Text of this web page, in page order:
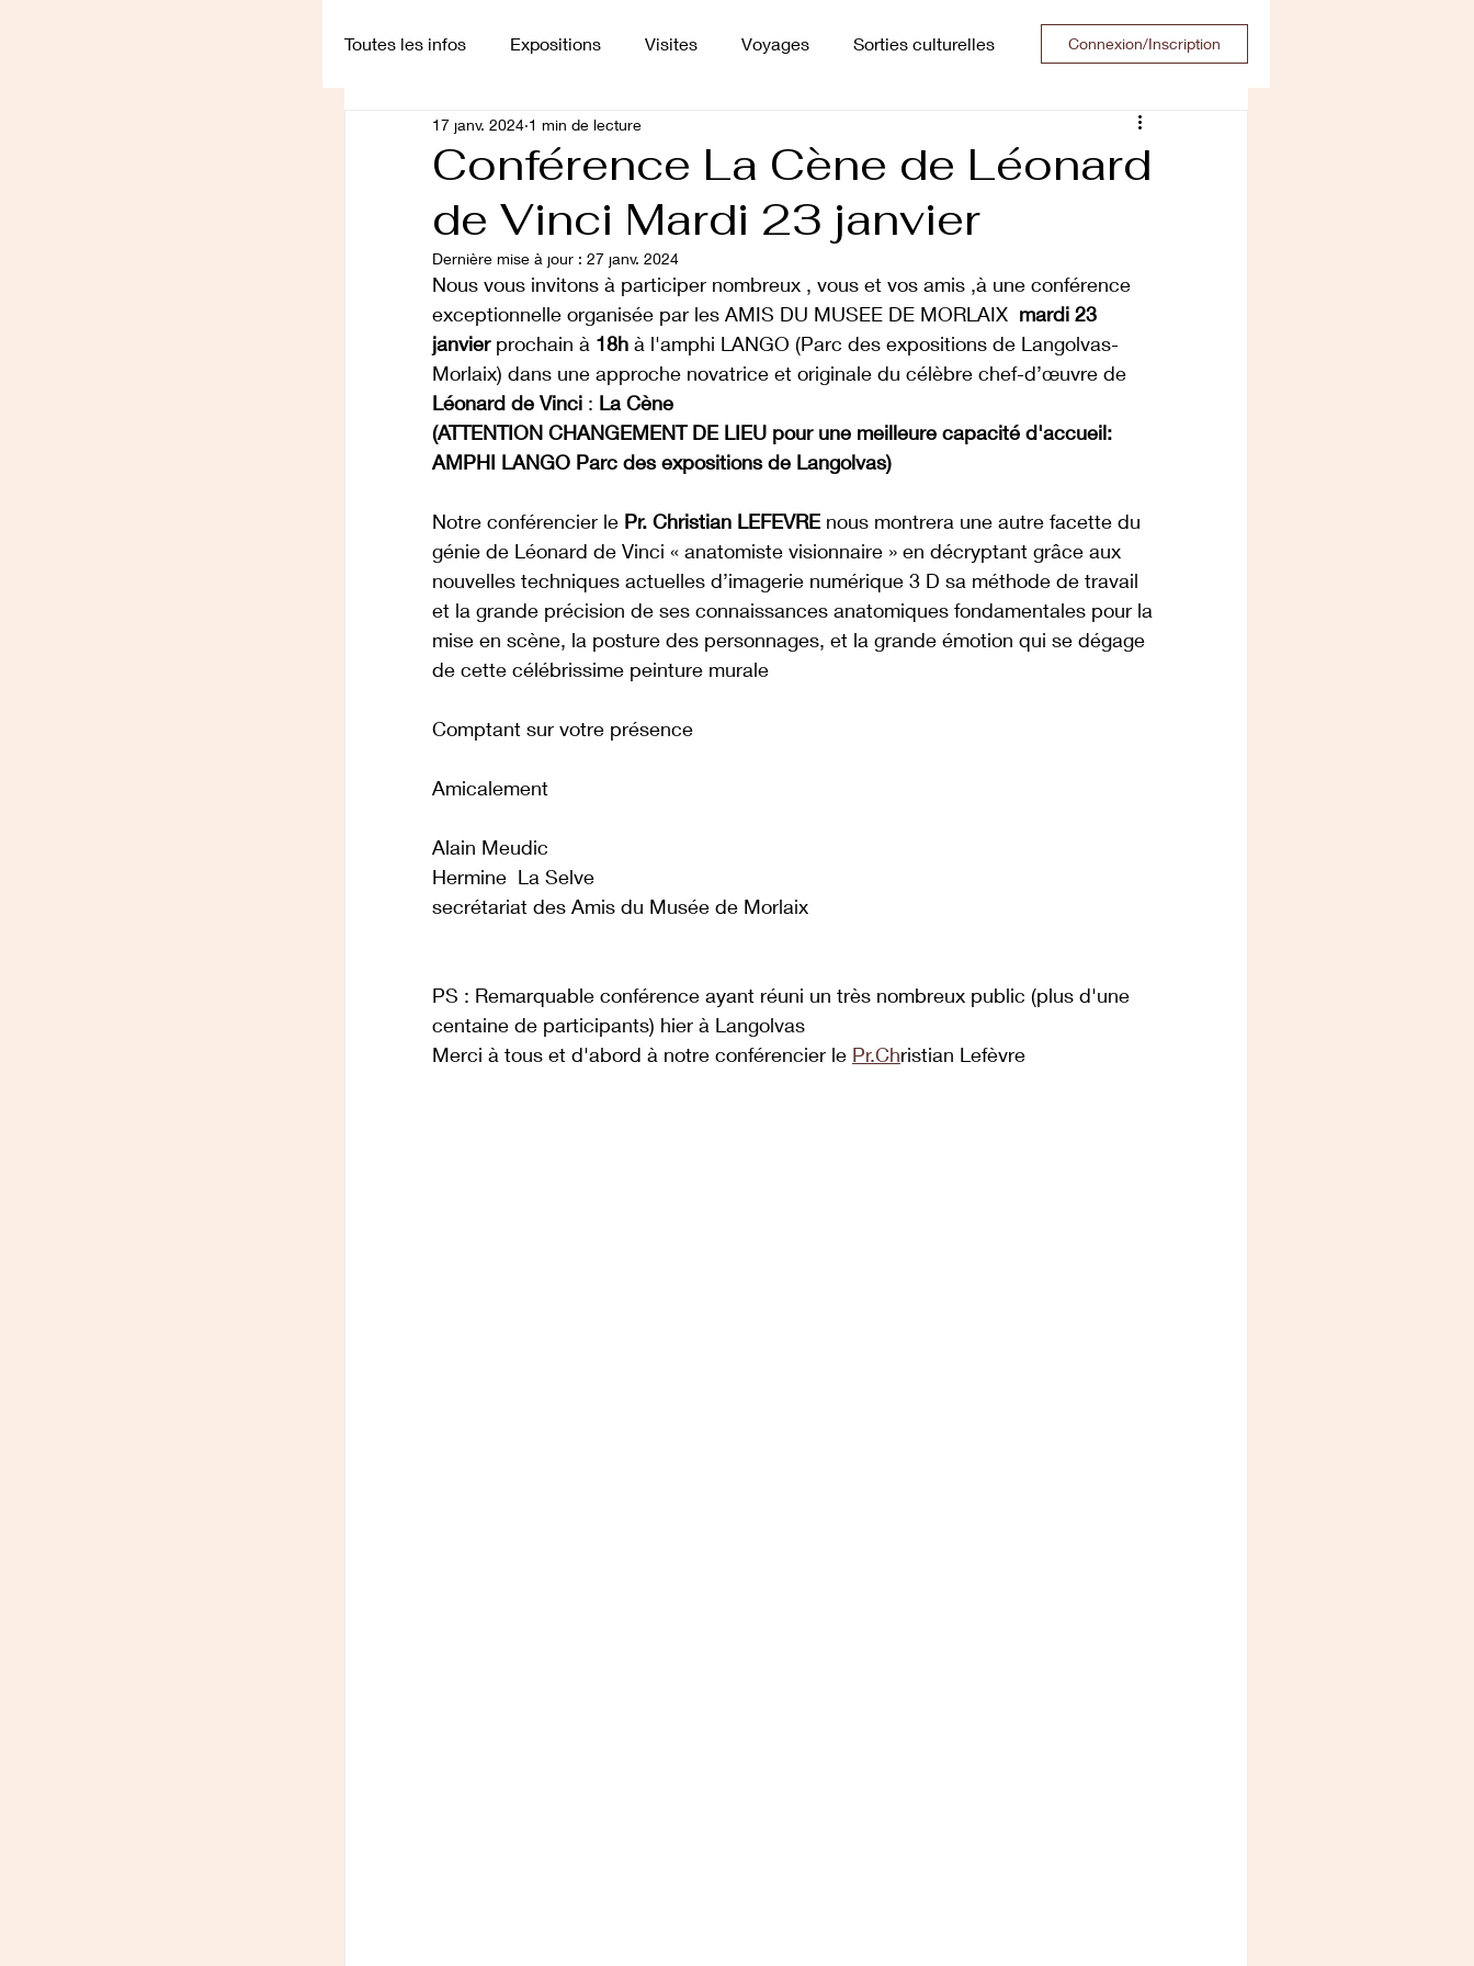
Toutes les infos Expositions Visites Voyages Sorties culturelles
Conférences Presse Projets
Connexion/Inscription
Conférence La Cène de Léonard
de Vinci Mardi 23 janvier
17 janv. 2024 1 min de lecture
Dernière mise à jour : 27 janv. 2024
Nous vous invitons à participer nombreux , vous et vos amis ,à une conférence
exceptionnelle organisée par les AMIS DU MUSEE DE MORLAIX mardi 23
janvier prochain à 18h à l'amphi LANGO (Parc des expositions de Langolvas-
Morlaix) dans une approche novatrice et originale du célèbre chef-d’œuvre de
Léonard de Vinci : La Cène
(ATTENTION CHANGEMENT DE LIEU pour une meilleure capacité d'accueil:
AMPHI LANGO Parc des expositions de Langolvas)
Notre conférencier le Pr. Christian LEFEVRE nous montrera une autre facette du
génie de Léonard de Vinci « anatomiste visionnaire » en décryptant grâce aux
nouvelles techniques actuelles d’imagerie numérique 3 D sa méthode de travail
et la grande précision de ses connaissances anatomiques fondamentales pour la
mise en scène, la posture des personnages, et la grande émotion qui se dégage
de cette célébrissime peinture murale
Comptant sur votre présence
Amicalement
Alain Meudic
Hermine  La Selve
secrétariat des Amis du Musée de Morlaix
PS : Remarquable conférence ayant réuni un très nombreux public (plus d'une
centaine de participants) hier à Langolvas
Merci à tous et d'abord à notre conférencier le Pr.Christian Lefèvre